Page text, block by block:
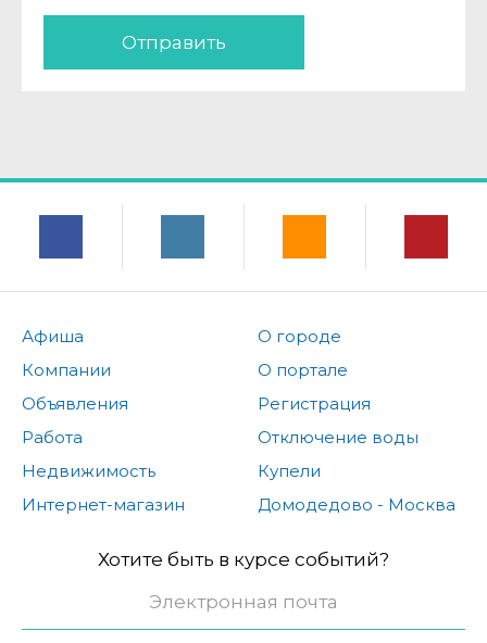
Отправить
Афиша
Компании
Объявления
Работа
Недвижимость
Интернет-магазин
О городе
О портале
Регистрация
Отключение воды
Купели
Домодедово - Москва
Хотите быть в курсе событий?